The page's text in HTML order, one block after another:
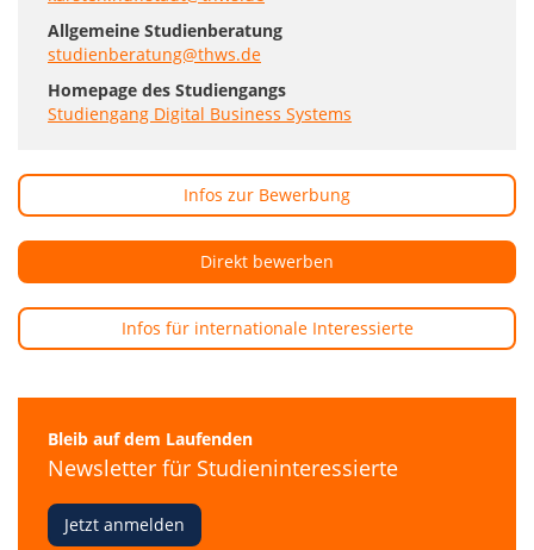
Allgemeine Studienberatung
studienberatung@thws.de
Homepage des Studiengangs
Studiengang Digital Business Systems
Infos zur Bewerbung
Direkt bewerben
Infos für internationale Interessierte
Bleib auf dem Laufenden
Newsletter für Studieninteressierte
Jetzt anmelden